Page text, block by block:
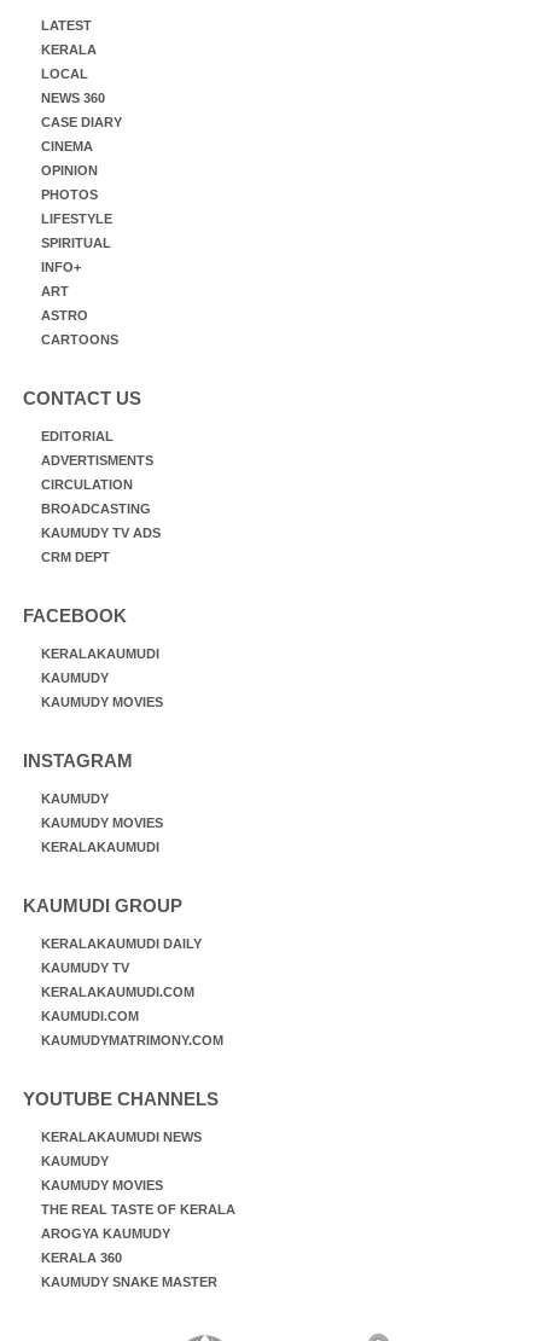
LATEST
KERALA
LOCAL
NEWS 360
CASE DIARY
CINEMA
OPINION
PHOTOS
LIFESTYLE
SPIRITUAL
INFO+
ART
ASTRO
CARTOONS
CONTACT US
EDITORIAL
ADVERTISMENTS
CIRCULATION
BROADCASTING
KAUMUDY TV ADS
CRM DEPT
FACEBOOK
KERALAKAUMUDI
KAUMUDY
KAUMUDY MOVIES
INSTAGRAM
KAUMUDY
KAUMUDY MOVIES
KERALAKAUMUDI
KAUMUDI GROUP
KERALAKAUMUDI DAILY
KAUMUDY TV
KERALAKAUMUDI.COM
KAUMUDI.COM
KAUMUDYMATRIMONY.COM
YOUTUBE CHANNELS
KERALAKAUMUDI NEWS
KAUMUDY
KAUMUDY MOVIES
THE REAL TASTE OF KERALA
AROGYA KAUMUDY
KERALA 360
KAUMUDY SNAKE MASTER